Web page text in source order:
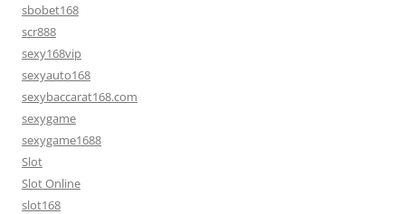
sbobet168
scr888
sexy168vip
sexyauto168
sexybaccarat168.com
sexygame
sexygame1688
Slot
Slot Online
slot168